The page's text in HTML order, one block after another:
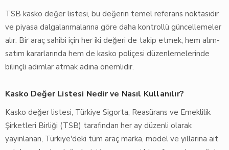
TSB kasko değer listesi, bu değerin temel referans noktasıdır
ve piyasa dalgalanmalarına göre daha kontrollü güncellemeler
alır. Bir araç sahibi için her iki değeri de takip etmek, hem alım-
satım kararlarında hem de kasko poliçesi düzenlemelerinde
bilinçli adımlar atmak adına önemlidir.
Kasko Değer Listesi Nedir ve Nasıl Kullanılır?
Kasko değer listesi, Türkiye Sigorta, Reasürans ve Emeklilik
Şirketleri Birliği (TSB) tarafından her ay düzenli olarak
yayınlanan, Türkiye'deki tüm araç marka, model ve yıllarına ait